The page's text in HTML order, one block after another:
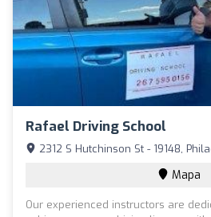
Rafael Driving School
2312 S Hutchinson St - 19148,
Mapa
Our experienced instructors are